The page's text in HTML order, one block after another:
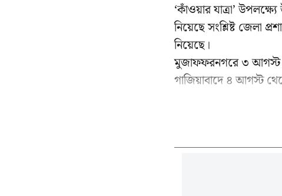
‘কাঁওয়ার যাত্রা’উপলক্ষ্যে
নিয়েছে সংশ্লিষ্ট জেলা
নিয়েছে।
মুজাফফরনগরে ৩ আগস্ট
গাজিয়াবাদে ৪ আগস্ট